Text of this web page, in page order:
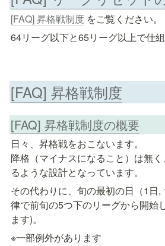
[FAQ] 昇格戦制度 をご覧ください。
64リーグ以下と65リーグ以上で仕組
[FAQ] 昇格戦制度
[FAQ] 昇格戦制度の概要
日々、昇格戦をおこないます。
降格（マイナスになること）は無
るような設計となっています。
その代わりに、旬の最初の日（1日,
律で前旬の5つ下のリーグから開始
ます)。
※一部例外があります